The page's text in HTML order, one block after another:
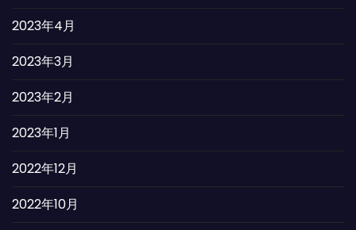
2023年4月
2023年3月
2023年2月
2023年1月
2022年12月
2022年10月